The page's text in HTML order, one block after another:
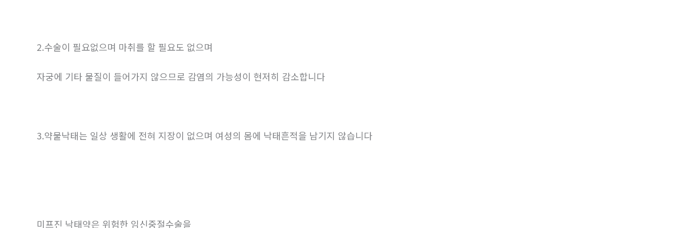
2.수술이 필요없으며 마취를 할 필요도 없으며
자궁에 기타 물질이 들어가지 않으므로 감염의 가능성이 현저히 감소합니다
3.약물낙태는 일상 생활에 전혀 지장이 없으며 여성의 몸에 낙태흔적을 남기지 않습니다
미프진 낙태약은 위험한 임신중절수술을